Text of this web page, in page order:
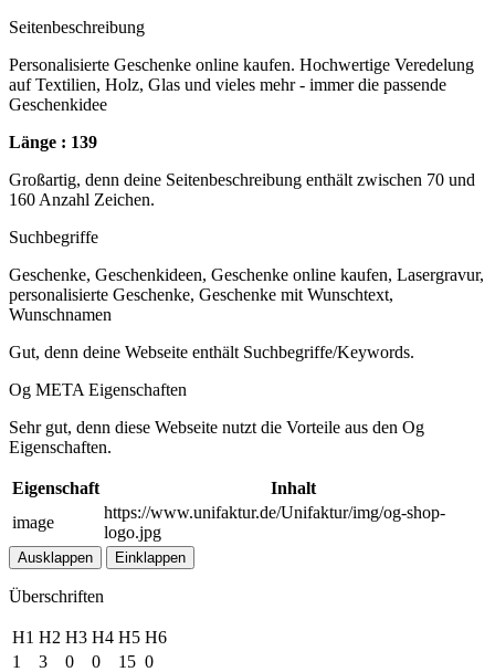
Seitenbeschreibung
Personalisierte Geschenke online kaufen. Hochwertige Veredelung
auf Textilien, Holz, Glas und vieles mehr - immer die passende
Geschenkidee
Länge : 139
Großartig, denn deine Seitenbeschreibung enthält zwischen 70 und
160 Anzahl Zeichen.
Suchbegriffe
Geschenke, Geschenkideen, Geschenke online kaufen, Lasergravur,
personalisierte Geschenke, Geschenke mit Wunschtext,
Wunschnamen
Gut, denn deine Webseite enthält Suchbegriffe/Keywords.
Og META Eigenschaften
Sehr gut, denn diese Webseite nutzt die Vorteile aus den Og
Eigenschaften.
Eigenschaft
Inhalt
image
https://www.unifaktur.de/Unifaktur/img/og-shop-
logo.jpg
Ausklappen Einklappen
Überschriften
H1 H2 H3 H4 H5 H6
1
3 0 0 15 0